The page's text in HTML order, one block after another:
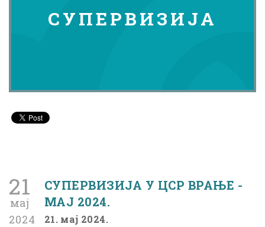
СУПЕРВИЗИЈА
21
мај
2024
СУПЕРВИЗИЈА У ЦСР ВРАЊЕ -
МАЈ 2024.
21. мај 2024.